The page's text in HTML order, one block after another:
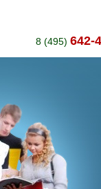
8 (495) 642-